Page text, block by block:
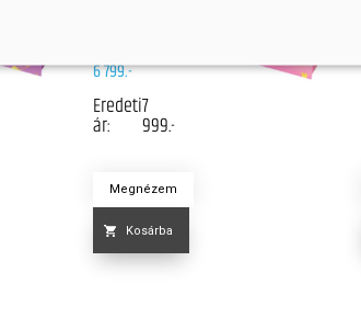
6 799.-
Eredeti
ár:
7
999.-
Megnézem
Kosárba